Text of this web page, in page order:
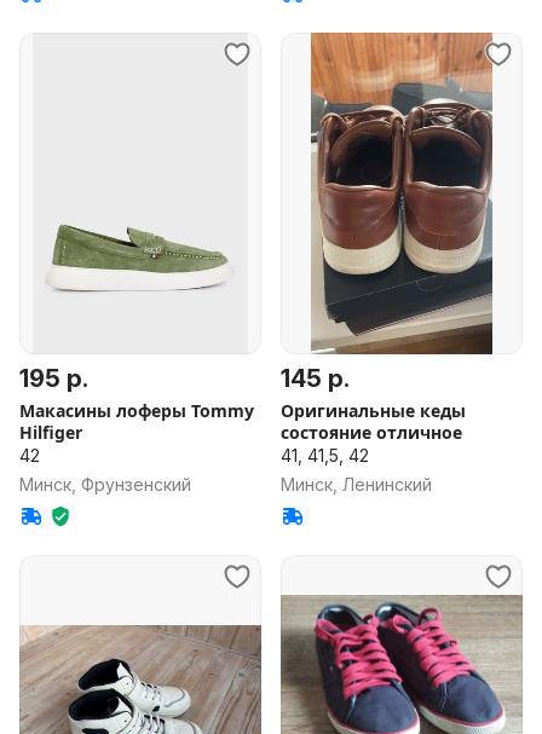
195 р.
Макасины лоферы Tommy
Hilfiger
42
Минск, Фрунзенский
145 р.
Оригинальные кеды
состояние отличное
41, 41,5, 42
Минск, Ленинский